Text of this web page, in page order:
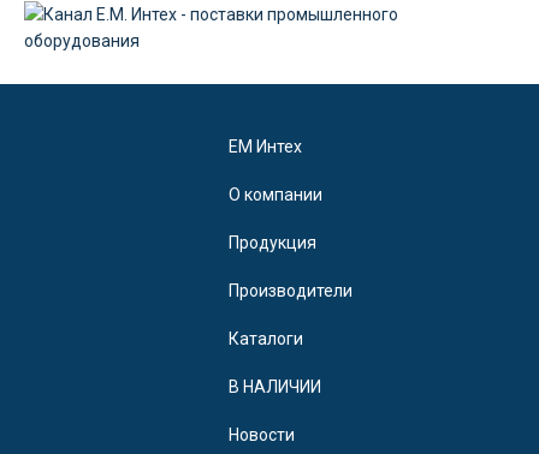
EM Интех
О компании
Продукция
Производители
Каталоги
В НАЛИЧИИ
Новости